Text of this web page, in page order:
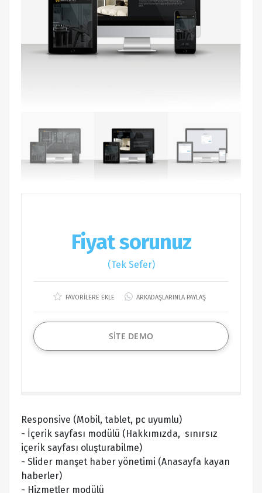
Fiyat sorunuz
(Tek Sefer)
FAVORİLERE EKLE ARKADAŞLARINLA PAYLAŞ
SİTE DEMO
Responsive (Mobil, tablet, pc uyumlu)
- İçerik sayfası modülü (Hakkımızda, sınırsız
içerik sayfası oluşturabilme)
- Slider manşet haber yönetimi (Anasayfa kayan
haberler)
- Hizmetler modülü